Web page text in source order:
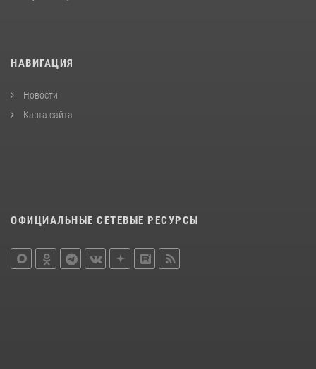
НАВИГАЦИЯ
Новости
Карта сайта
ОФИЦИАЛЬНЫЕ СЕТЕВЫЕ РЕСУРСЫ